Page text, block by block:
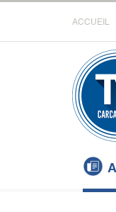
ACCUEIL